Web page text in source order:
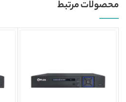
محصولات مرتبط